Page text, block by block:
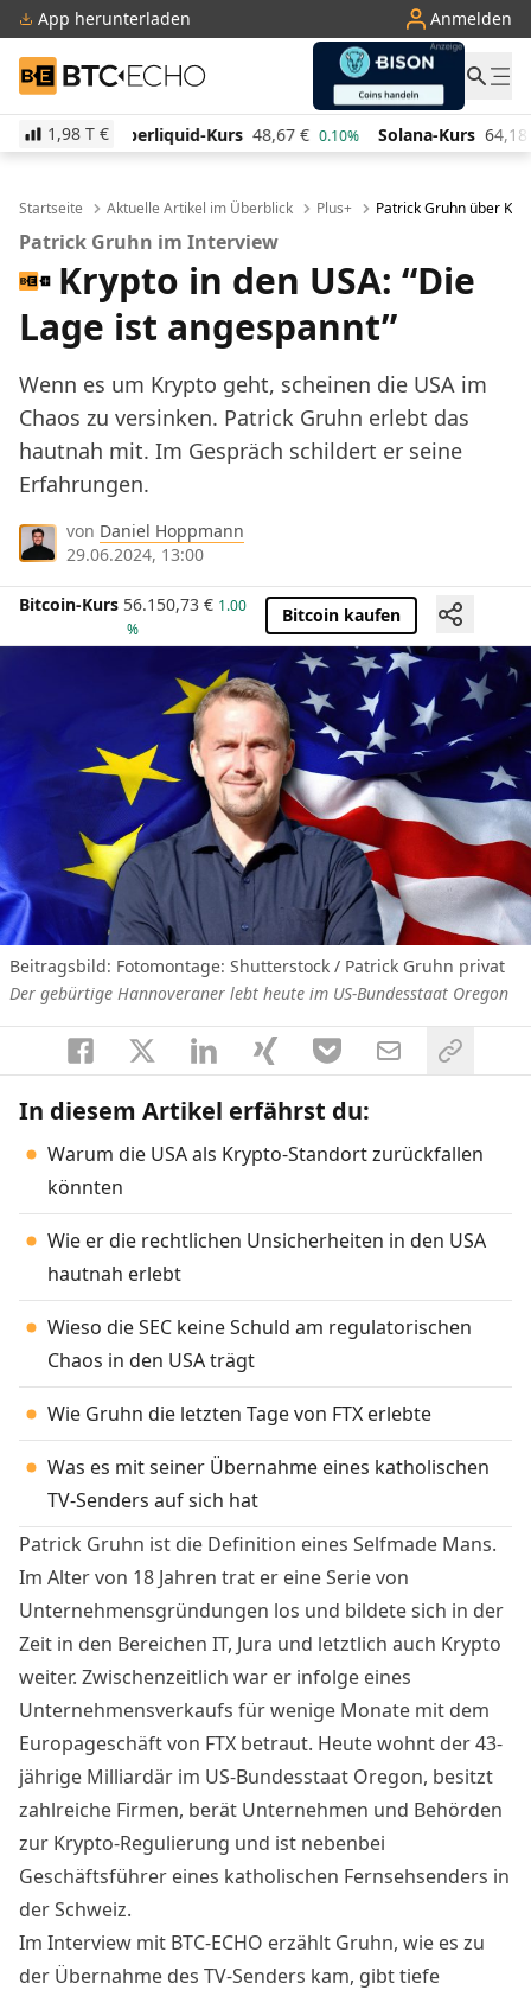
App herunterladen Anmelden
BTC-ECHO
1,98 T €
Kurs 48,67 0.10% Solana-Kurs 64,18 € 0.40% TRON-Kurs
Startseite Aktuelle Artikel im Überblick Plus+ Patrick Gruhn über
Patrick Gruhn im Interview
Krypto in den USA: “Die
Lage ist angespannt”
Wenn es um Krypto geht, scheinen die USA im
Chaos zu versinken. Patrick Gruhn erlebt das
hautnah mit. Im Gespräch schildert er seine
Erfahrungen.
von Daniel Hoppmann
29.06.2024, 13:00
Bitcoin-Kurs 56.150,73 € 1.00
%
Bitcoin kaufen
Beitragsbild: Fotomontage: Shutterstock / Patrick Gruhn privat
Der gebürtige Hannoveraner lebt heute im US-Bundesstaat Oregon
In diesem Artikel erfährst du:
Warum die USA als Krypto-Standort zurückfallen
könnten
Wie er die rechtlichen Unsicherheiten in den USA
hautnah erlebt
Wieso die SEC keine Schuld am regulatorischen
Chaos in den USA trägt
Wie Gruhn die letzten Tage von FTX erlebte
Was es mit seiner Übernahme eines katholischen
TV-Senders auf sich hat
Patrick Gruhn ist die Definition eines Selfmade Mans.
Im Alter von 18 Jahren trat er eine Serie von
Unternehmensgründungen los und bildete sich in der
Zeit in den Bereichen IT, Jura und letztlich auch Krypto
weiter. Zwischenzeitlich war er infolge eines
Unternehmensverkaufs für wenige Monate mit dem
Europageschäft von FTX betraut. Heute wohnt der 43-
jährige Milliardär im US-Bundesstaat Oregon, besitzt
zahlreiche Firmen, berät Unternehmen und Behörden
zur Krypto-Regulierung und ist nebenbei
Geschäftsführer eines katholischen Fernsehsenders in
der Schweiz.
Im Interview mit BTC-ECHO erzählt Gruhn, wie es zu
der Übernahme des TV-Senders kam, gibt tiefe